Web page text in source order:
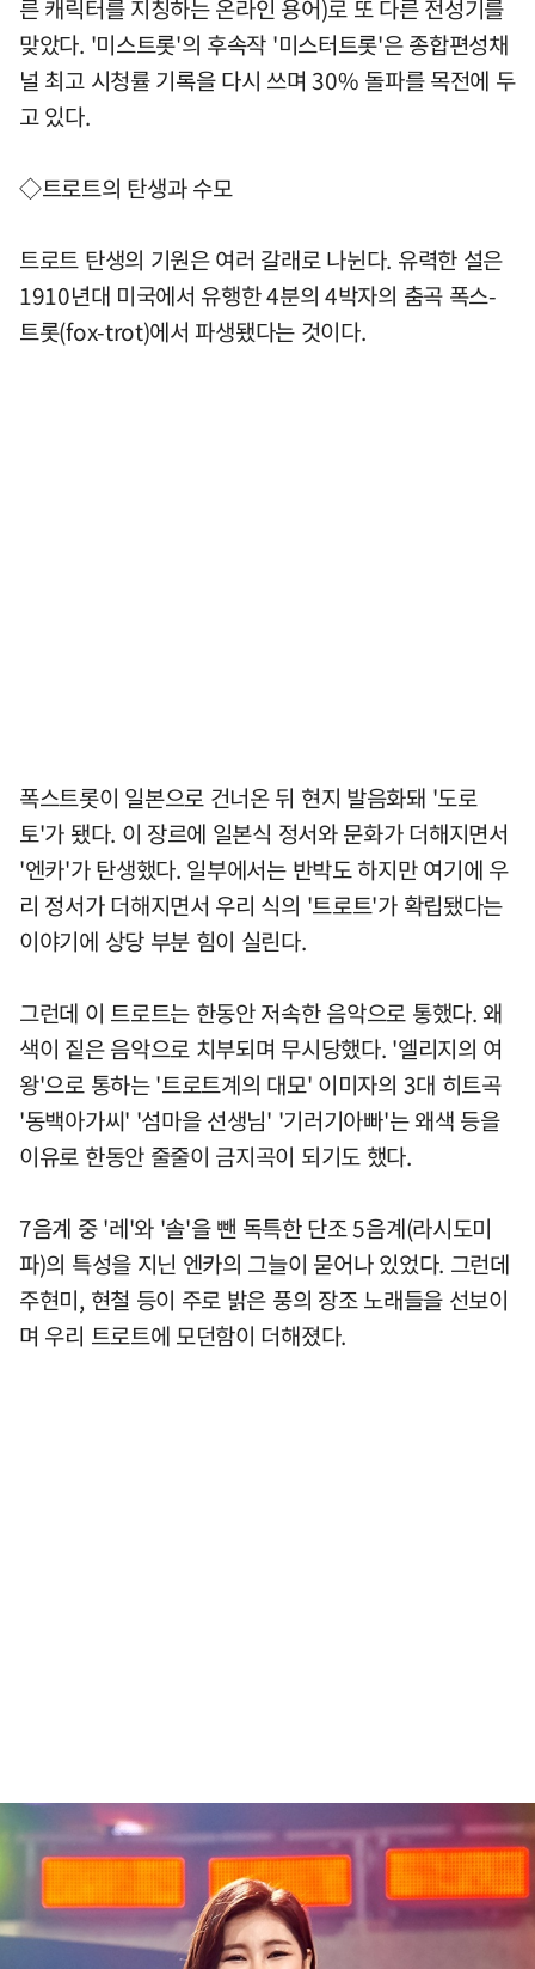
른 캐릭터를 지칭하는 온라인 용어)로 또 다른 전성기를
맞았다. '미스트롯'의 후속작 '미스터트롯'은 종합편성채
널 최고 시청률 기록을 다시 쓰며 30% 돌파를 목전에 두
고 있다.
◇트로트의 탄생과 수모
트로트 탄생의 기원은 여러 갈래로 나뉜다. 유력한 설은
1910년대 미국에서 유행한 4분의 4박자의 춤곡 폭스-
트롯(fox-trot)에서 파생됐다는 것이다.
폭스트롯이 일본으로 건너온 뒤 현지 발음화돼 '도로
토'가 됐다. 이 장르에 일본식 정서와 문화가 더해지면서
'엔카'가 탄생했다. 일부에서는 반박도 하지만 여기에 우
리 정서가 더해지면서 우리 식의 '트로트'가 확립됐다는
이야기에 상당 부분 힘이 실린다.
그런데 이 트로트는 한동안 저속한 음악으로 통했다. 왜
색이 짙은 음악으로 치부되며 무시당했다. '엘리지의 여
왕'으로 통하는 '트로트계의 대모' 이미자의 3대 히트곡
'동백아가씨' '섬마을 선생님' '기러기아빠'는 왜색 등을
이유로 한동안 줄줄이 금지곡이 되기도 했다.
7음계 중 '레'와 '솔'을 뺀 독특한 단조 5음계(라시도미
파)의 특성을 지닌 엔카의 그늘이 묻어나 있었다. 그런데
주현미, 현철 등이 주로 밝은 풍의 장조 노래들을 선보이
며 우리 트로트에 모던함이 더해졌다.